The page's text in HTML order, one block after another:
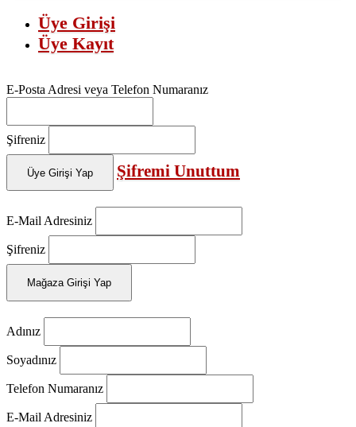
Üye Girişi
Üye Kayıt
E-Posta Adresi veya Telefon Numaranız
Şifreniz
Üye Girişi Yap Şifremi Unuttum
E-Mail Adresiniz
Şifreniz
Mağaza Girişi Yap
Adınız
Soyadınız
Telefon Numaranız
E-Mail Adresiniz